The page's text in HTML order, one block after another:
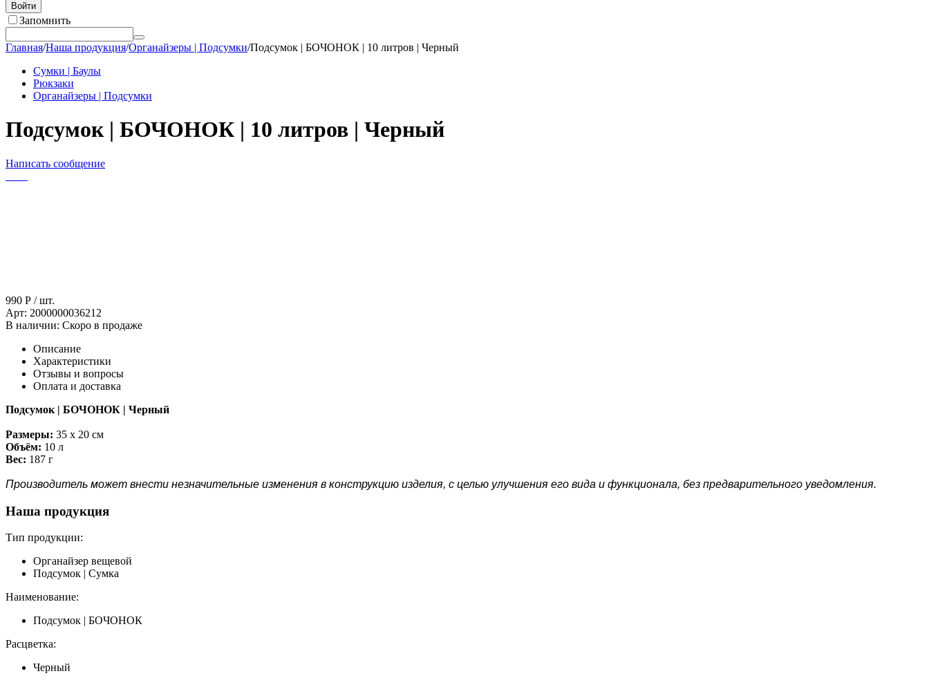
Войти
Запомнить
Главная/Наша продукция/Органайзеры | Подсумки/Подсумок | БОЧОНОК | 10 литров | Черный
Сумки | Баулы
Рюкзаки
Органайзеры | Подсумки
Подсумок | БОЧОНОК | 10 литров | Черный
Написать сообщение
990 Р / шт.
Арт: 2000000036212
В наличии: Скоро в продаже
Описание
Характеристики
Отзывы и вопросы
Оплата и доставка
Подсумок | БОЧОНОК | Черный
Размеры: 35 х 20 см
Объём: 10 л
Вес: 187 г
Производитель может внести незначительные изменения в конструкцию изделия, с целью улучшения его вида и функционала, без предварительного уведомления.
Наша продукция
Тип продукции:
Органайзер вещевой
Подсумок | Сумка
Наименование:
Подсумок | БОЧОНОК
Расцветка:
Черный